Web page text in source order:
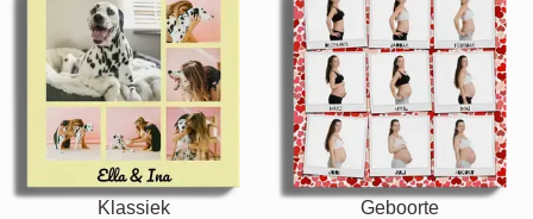
Klassiek Geboorte